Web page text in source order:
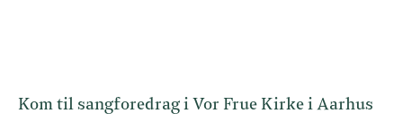
Kom til sangforedrag i Vor Frue Kirke i Aarhus